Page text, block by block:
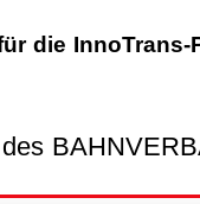
die InnoTrans-